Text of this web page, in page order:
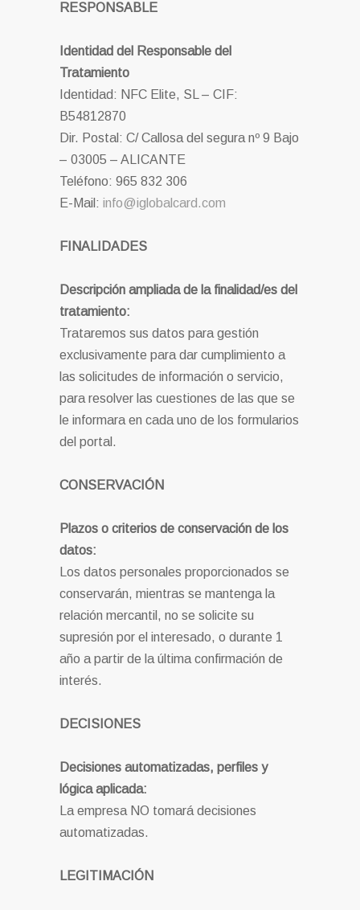
RESPONSABLE
Identidad del Responsable del
Tratamiento
Identidad: NFC Elite, SL – CIF:
B54812870
Dir. Postal: C/ Callosa del segura nº 9 Bajo
– 03005 – ALICANTE
Teléfono: 965 832 306
E-Mail: info@iglobalcard.com
FINALIDADES
Descripción ampliada de la finalidad/es del
tratamiento:
Trataremos sus datos para gestión
exclusivamente para dar cumplimiento a
las solicitudes de información o servicio,
para resolver las cuestiones de las que se
le informara en cada uno de los formularios
del portal.
CONSERVACIÓN
Plazos o criterios de conservación de los
datos:
Los datos personales proporcionados se
conservarán, mientras se mantenga la
relación mercantil, no se solicite su
supresión por el interesado, o durante 1
año a partir de la última confirmación de
interés.
DECISIONES
Decisiones automatizadas, perfiles y
lógica aplicada:
La empresa NO tomará decisiones
automatizadas.
LEGITIMACIÓN